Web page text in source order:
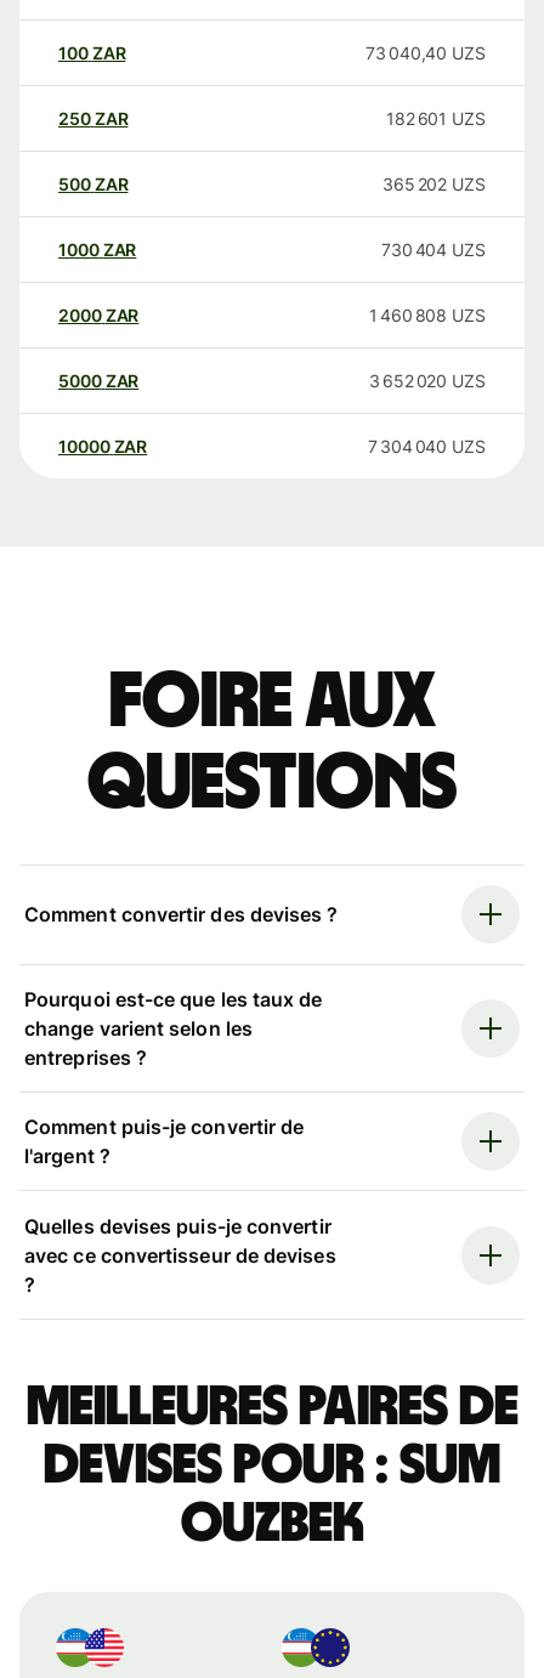
100ZAR 73 040,40 UZS
250ZAR 182 601 UZS
500ZAR 365 202 UZS
1000ZAR 730 404 UZS
2000ZAR 1 460 808 UZS
5000ZAR 3 652 020 UZS
10000 ZAR 7 304 040 UZS
Foire aux
questions
Comment convertir des devises ?
Pourquoi est-ce que les taux de
change varient selon les
entreprises ?
Comment puis-je convertir de
l'argent ?
Quelles devises puis-je convertir
avec ce convertisseur de devises
?
Meilleures paires de
devises pour : sum
ouzbek